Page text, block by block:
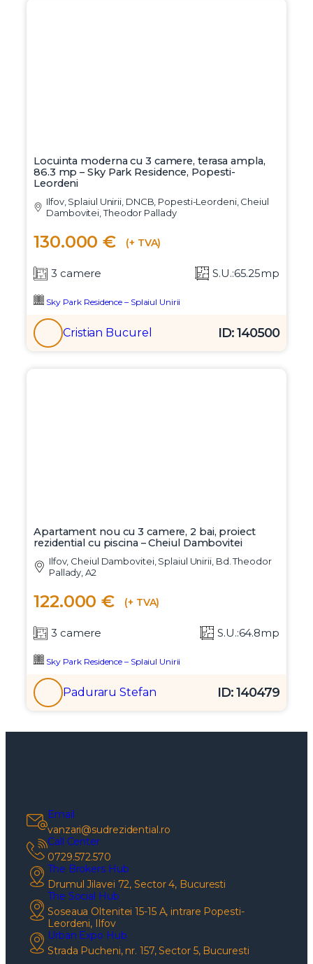
Locuinta moderna cu 3 camere, terasa ampla,
86.3 mp – Sky Park Residence, Popesti-
Leordeni
Ilfov, Splaiul Unirii, DNCB, Popesti-Leordeni, Cheiul
Dambovitei, Theodor Pallady
130.000 € (+ TVA)
3 camere S.U.:65.25mp
Sky Park Residence – Splaiul Unirii
Cristian Bucurel ID: 140500
Apartament nou cu 3 camere, 2 bai, proiect
rezidential cu piscina – Cheiul Dambovitei
Ilfov, Cheiul Dambovitei, Splaiul Unirii, Bd. Theodor
Pallady, A2
122.000 € (+ TVA)
3 camere S.U.:64.8mp
Sky Park Residence – Splaiul Unirii
Paduraru Stefan ID: 140479
Email
vanzari@sudrezidential.ro
Call Center
0729.572.570
The Brokers Hub
Drumul Jilavei 72, Sector 4, Bucuresti
The Social Hub
Soseaua Oltenitei 15-15 A, intrare Popesti-
Leordeni, Ilfov
Urban Expo Hub
Strada Pucheni, nr. 157, Sector 5, Bucuresti